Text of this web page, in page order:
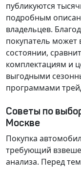
публикуются
подробным
владельцев.
покупатель
состоянии,
комплектациям и
выгодными
программами
Советы по
Москве
Покупка
требующий
анализа. Перед